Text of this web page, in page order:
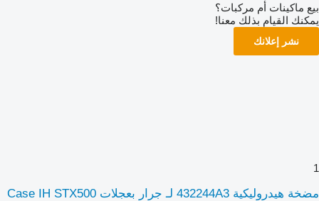
بيع ماكينات أم مركبات؟
يمكنك القيام بذلك معنا!
نشر إعلانك
1
مضخة هيدروليكية 432244A3 لـ جرار بعجلات Case IH STX500